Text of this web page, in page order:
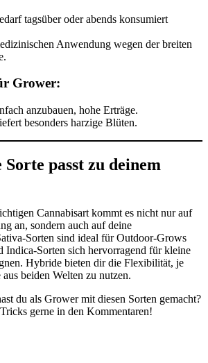
tagsüber oder abends konsumiert
Anwendung wegen der breiten
Grower:
anzubauen, hohe Erträge.
besonders harzige Blüten.
passt zu deinem
Cannabisart kommt es nicht nur auf
an, sondern auch auf deine
Sorten sind ideal für Outdoor-Grows
Indica-Sorten sich hervorragend für kleine
Hybride bieten dir die Flexibilität, je
beiden Welten zu nutzen.
du als Grower mit diesen Sorten gemacht?
gerne in den Kommentaren!